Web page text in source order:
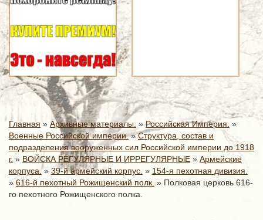
Главная » Архивные материалы. »Российская Империя. »
Военные Российской империи.»Структура, состав и
подразделения вооруженных сил Российской империи до 1918
г. » ВОЙСКА РЕГУЛЯРНЫЕ И ИРРЕГУЛЯРНЫЕ » Армейские
корпуса.» 39-й армейский корпус. » 154-я пехотная дивизия.
» 616-й пехотный Рожищенский полк. » Полковая церковь 616-
го пехотного Рожищенского полка.